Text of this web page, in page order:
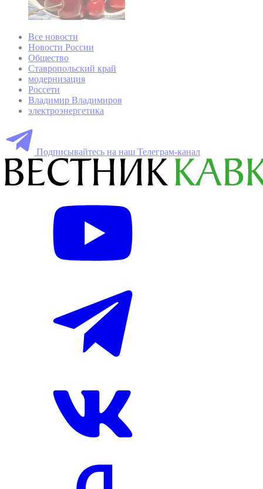
Все новости
Новости России
Общество
Ставропольский край
модернизация
Россети
Владимир Владимиров
электроэнергетика
Подписывайтесь на наш Телеграм-канал